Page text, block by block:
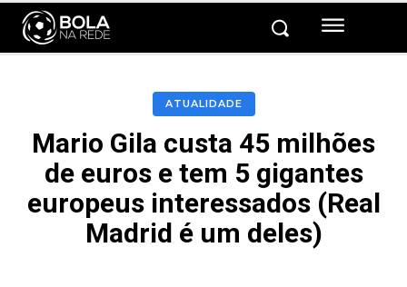
ATUALIDADE
Mario Gila custa 45 milhões
de euros e tem 5 gigantes
europeus interessados (Real
Madrid é um deles)